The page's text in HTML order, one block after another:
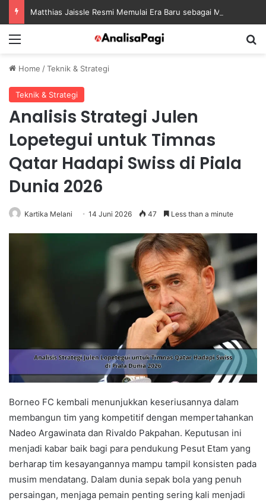
Home /Teknik & Strategi
Teknik & Strategi
Analisis Strategi Julen
Lopetegui untuk Timnas
Qatar Hadapi Swiss di Piala
Dunia 2026
Kartika Melani 14 Juni 2026 47 Less than a minute
Borneo FC kembali menunjukkan keseriusannya dalam
membangun tim yang kompetitif dengan mempertahankan
Nadeo Argawinata dan Rivaldo Pakpahan. Keputusan ini
menjadi kabar baik bagi para pendukung Pesut Etam yang
berharap tim kesayangannya mampu tampil konsisten pada
musim mendatang. Dalam dunia sepak bola yang penuh
persaingan, menjaga pemain penting sering kali menjadi